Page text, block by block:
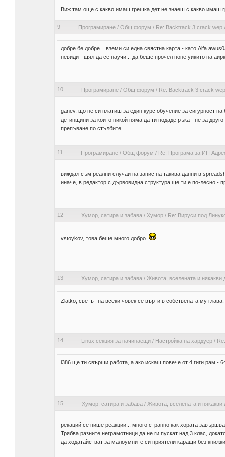
Виж там още с какво имаш грешка дет не знаеш с какво имаш
9 Програмиране/ Общ форум / Re: Backtrack 3 crack
добре бе добре... вземи си една свястна карта - като Alfa
невиди - щял да се научи... да беше прочел поне уикито на
10 Програмиране/ Общ форум / Re: Backtrack 3 crack
ganev, що не си платиш за един курс обучение за сигурност
детинщини за които никой няма да ти подаде ръка - не за
препъване по стълбите...
11 Програмиране/ Общ форум / Re: Програма за ИП
виждал съм реални случаи на запис на такива данни в
иначе, в редактор с дървовидна структура ще ти е по-лесно -
12 Хумор, сатира и забава / Хумор/ Re: Вируси под
vstoykov, това беше много добро
13 Хумор, сатира и забава / Живота, вселената и някакви
Zlatko, светът на всеки човек се върти в собствената му
14 Linux секция за начинаещи/ Настройка на хардуер/
i386 ще ти свърши работа, а ако искаш повече от 4 гиги рам -
15 Хумор, сатира и забава / Живота, вселената и някакви
рекаций се пише реакции... много странно как хората
Трябва разните неграмотници да не ги пускат над 3 клас,
да ходатайстват за малоумните си приятели каращи без